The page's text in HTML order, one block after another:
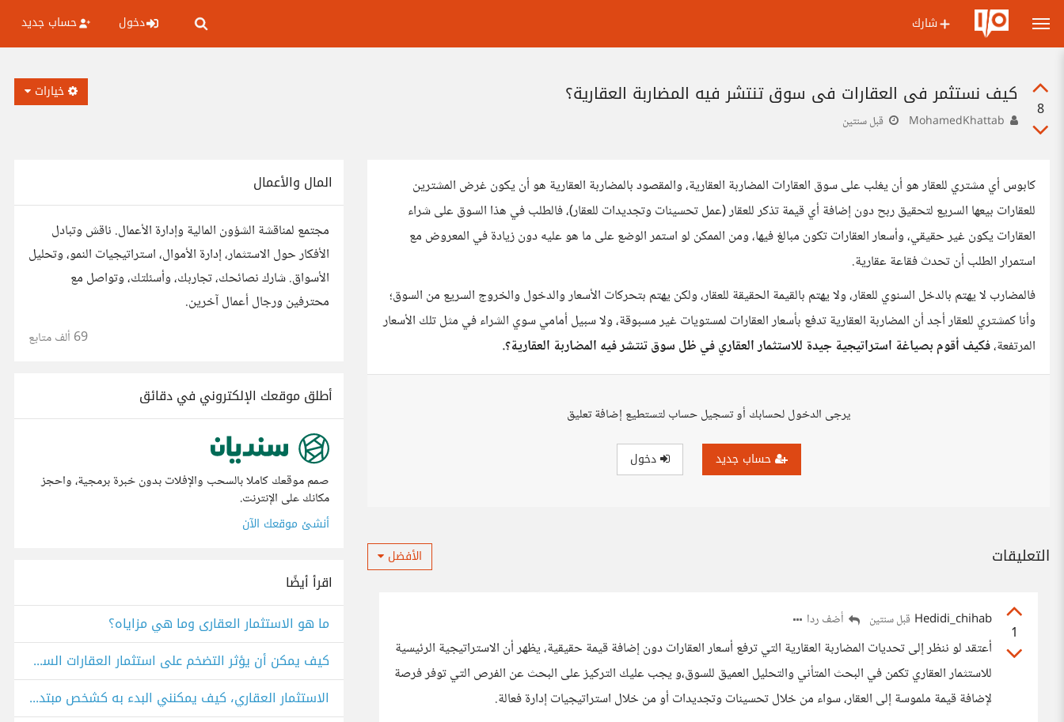
شارك دخول حساب جديد
8
كيف نستثمر في العقارات في سوق تنتشر فيه المضاربة العقارية؟
قبل سنتين
خيارات
كابوس أي مشتري للعقار هو أن يغلب على سوق العقارات المضاربة العقارية، والمقصود بالمضاربة العقارية هو أن يكون غرض المشترين
للعقارات بيعها السريع لتحقيق ربح دون إضافة أي قيمة تذكر للعقار (عمل تحسينات وتجديدات للعقار)، فالطلب في هذا السوق على شراء
العقارات يكون غير حقيقي، وأسعار العقارات تكون مبالغ فيها، ومن الممكن لو استمر الوضع على ما هو عليه دون زيادة في المعروض مع
استمرار الطلب أن تحدث فقاعة عقارية.
فالمضارب لا يهتم بالدخل السنوي للعقار، ولا يهتم بالقيمة الحقيقة للعقار، ولكن يهتم بتحركات الأسعار والدخول والخروج السريع من السوق؛
وأنا كمشتري للعقار أجد أن المضاربة العقارية تدفع بأسعار العقارات لمستويات غير مسبوقة، ولا سبيل أمامي سوي الشراء في مثل تلك الأسعار
المرتفعة،فكيف أقوم بصياغة استراتيجية جيدة للاستثمار العقاري في ظل سوق تنتشر فيه المضاربة العقارية؟.
يرجى الدخول لحسابك أو تسجيل حساب لتستطيع إضافة تعليق
حساب جديد دخول
التعليقات الأفضل
1
Hedidi_chihab قبل سنتين أضف ردا
أعتقد لو ننظر إلى تحديات المضاربة العقارية التي ترفع أسعار العقارات دون إضافة قيمة حقيقية، يظهر أن الاستراتيجية الرئيسية
للاستثمار العقاري تكمن في البحث المتأني والتحليل العميق للسوق،و يجب عليك التركيز على البحث عن الفرص التي توفر فرصة
لإضافة قيمة ملموسة إلى العقار، سواء من خلال تحسينات وتجديدات أو من خلال استراتيجيات إدارة فعالة.
المال والأعمال
مجتمع لمناقشة الشؤون المالية وإدارة الأعمال. ناقش وتبادل
الأفكار حول الاستثمار، إدارة الأموال، استراتيجيات النمو، وتحليل
الأسواق. شارك نصائحك، تجاربك، وأسئلتك، وتواصل مع
محترفين ورجال أعمال آخرين.
69 ألف متابع
أطلق موقعك الإلكتروني في دقائق
صمم موقعك كاملا بالسحب والإفلات بدون خبرة برمجية، واحجز
مكانك على الإنترنت.
أنشئ موقعك الآن
اقرأ أيضًا
ما هو الاستثمار العقارى وما هي مزاياه؟
كيف يمكن أن يؤثر التضخم على استثمار العقارات السكنية والتجارية؟
الاستثمار العقاري، كيف يمكنني البدء به كشخص مبتديء؟